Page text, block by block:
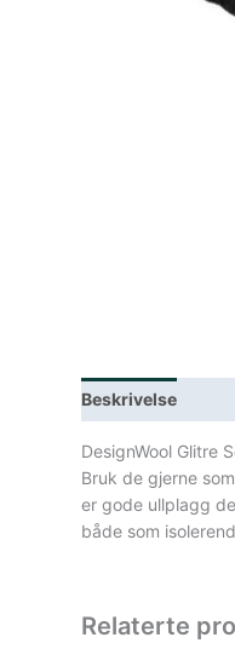
Beskrivelse
DesignWool Glitre
Bruk de gjerne
er gode ullplagg
både som
Relaterte